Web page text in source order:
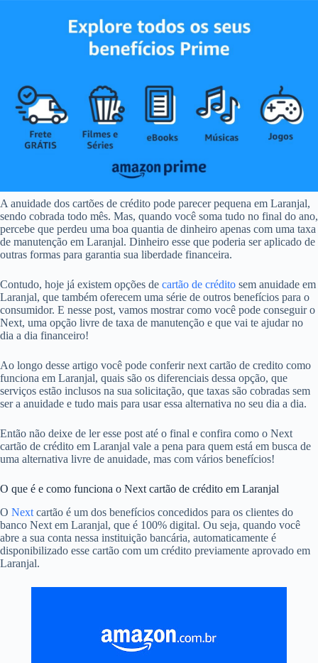
A anuidade dos cartões de crédito pode parecer pequena em Laranjal,
sendo cobrada todo mês. Mas, quando você soma tudo no final do ano,
percebe que perdeu uma boa quantia de dinheiro apenas com uma taxa
de manutenção em Laranjal. Dinheiro esse que poderia ser aplicado de
outras formas para garantia sua liberdade financeira.
Contudo, hoje já existem opções de cartão de crédito sem anuidade em
Laranjal, que também oferecem uma série de outros benefícios para o
consumidor. E nesse post, vamos mostrar como você pode conseguir o
Next, uma opção livre de taxa de manutenção e que vai te ajudar no
dia a dia financeiro!
Ao longo desse artigo você pode conferir next cartão de credito como
funciona em Laranjal, quais são os diferenciais dessa opção, que
serviços estão inclusos na sua solicitação, que taxas são cobradas sem
ser a anuidade e tudo mais para usar essa alternativa no seu dia a dia.
Então não deixe de ler esse post até o final e confira como o Next
cartão de crédito em Laranjal vale a pena para quem está em busca de
uma alternativa livre de anuidade, mas com vários benefícios!
O que é e como funciona o Next cartão de crédito em Laranjal
O Next cartão é um dos benefícios concedidos para os clientes do
banco Next em Laranjal, que é 100% digital. Ou seja, quando você
abre a sua conta nessa instituição bancária, automaticamente é
disponibilizado esse cartão com um crédito previamente aprovado em
Laranjal.